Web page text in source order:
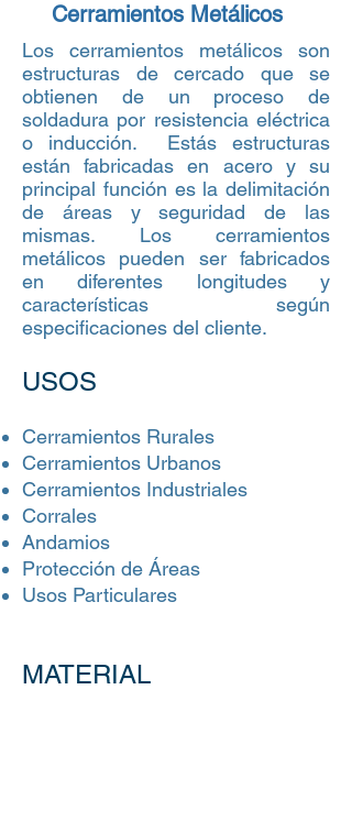
Cerramientos Metálicos
Los cerramientos metálicos son
estructuras de cercado que se
obtienen de un proceso de
soldadura por resistencia eléctrica
o inducción. Estás estructuras
están fabricadas en acero y su
principal función es la delimitación
de áreas y seguridad de las
mismas. Los cerramientos
metálicos pueden ser fabricados
en diferentes longitudes y
características según
especificaciones del cliente.
USOS
Cerramientos Rurales
Cerramientos Urbanos
Cerramientos Industriales
Corrales
Andamios
Protección de Áreas
Usos Particulares
MATERIAL